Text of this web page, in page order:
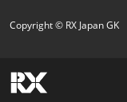
Copyright © RX Japan GK